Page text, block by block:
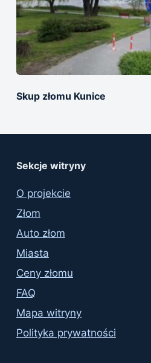
Skup złomu Kunice
Sekcje witryny
O projekcie
Złom
Auto złom
Miasta
Ceny złomu
FAQ
Mapa witryny
Polityka prywatności